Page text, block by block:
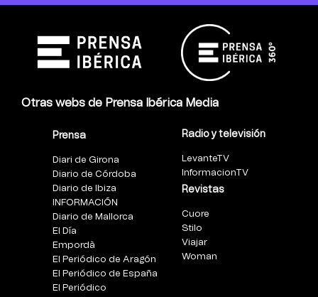
Otras webs de Prensa Ibérica Media
Prensa
Diari de Girona
Diario de Córdoba
Diario de Ibiza
INFORMACIÓN
Diario de Mallorca
El Día
Empordà
El Periódico de Aragón
El Periódico de España
El Periódico
Radio y televisión
LevanteTV
InformacionTV
Revistas
Cuore
Stilo
Viajar
Woman